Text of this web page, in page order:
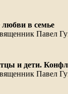
в семье
Павел
и дети.
Павел